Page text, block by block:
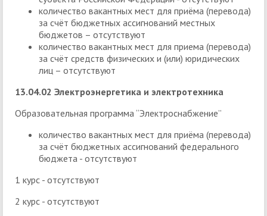
количество вакантных мест для приёма (перевода)
за счёт бюджетных ассигнований местных
бюджетов – отсутствуют
количество вакантных мест для приема (перевода)
за счёт средств физических и (или) юридических
лиц – отсутствуют
13.04.02 Электроэнергетика и электротехника
Образовательная программа “Электроснабжение”
количество вакантных мест для приёма (перевода)
за счёт бюджетных ассигнований федерального
бюджета - отсутствуют
1 курс - отсутствуют
2 курс - отсутствуют